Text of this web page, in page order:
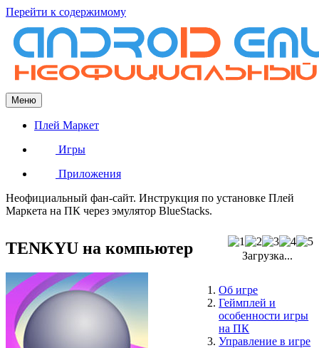
Перейти к содержимому
Меню
Плей Маркет
Игры
Приложения
Неофициальный фан-сайт. Инструкция по установке Плей
Маркета на ПК через эмулятор BlueStacks.
TENKYU на компьютер Загрузка...
Об игре
Геймплей и
особенности игры
на ПК
Управление в игре